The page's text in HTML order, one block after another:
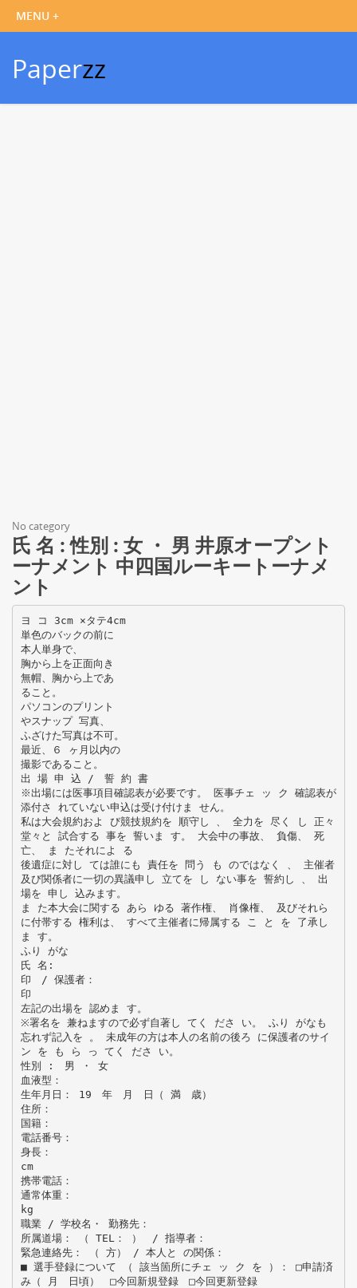
Paperzz
No category
氏 名 : 性別 : 女 ・ 男 井原オープント
ーナメント 中四国ルーキートーナメ
ント
ヨ コ 3cm ×タテ4cm
単色のバックの前に
本人単身で、
胸から上を正面向き
無帽、胸から上であ
ること。
パソコンのプリント
やスナップ 写真、
ふざけた写真は不可。
最近、６ ヶ月以内の
撮影であること。
出 場 申 込 / 誓 約 書
※出場には医事項目確認表が必要です。 医事チェ ッ ク 確認表が
添付さ れていない申込は受け付けま せん。
私は大会規約およ び競技規約を 順守し 、 全力を 尽く し 正々
堂々と 試合する 事を 誓いま す。 大会中の事故、 負傷、 死
亡、 ま たそれによ る
後遺症に対し ては誰にも 責任を 問う も のではなく 、 主催者
及び関係者に一切の異議申し 立てを し ない事を 誓約し 、 出
場を 申し 込みます。
ま た本大会に関する あら ゆる 著作権、 肖像権、 及びそれら
に付帯する 権利は、 すべて主催者に帰属する こ と を 了承し
ま す。
ふり がな
氏 名:
印 / 保護者：
印
左記の出場を 認めま す。
※署名を 兼ねますので必ず自著し てく ださ い。 ふり がなも
忘れず記入を 。 未成年の方は本人の名前の後ろ に保護者のサイ
ン を も ら っ てく ださ い。
性別 : 男 ・ 女
血液型：
生年月日： 19 年 月 日（ 満 歳）
住所：
国籍：
電話番号：
身長：
cm
携帯電話：
通常体重：
kg
職業 / 学校名・ 勤務先：
所属道場： （ TEL： ） / 指導者：
緊急連絡先： （ 方） / 本人と の関係：
■ 選手登録について （ 該当箇所にチェ ッ ク を ）： □申請済
み（ 月 日頃） □今回新規登録 □今回更新登録